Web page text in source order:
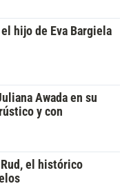
hijo de Eva Bargiela
Awada en su
y con
el histórico